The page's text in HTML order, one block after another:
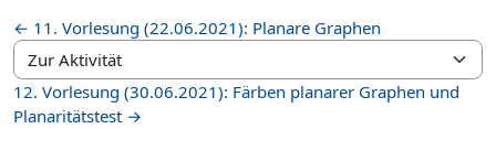
← 11. Vorlesung (22.06.2021): Planare Graphen
Zur Aktivität
12. Vorlesung (30.06.2021): Färben planarer Graphen und
Planaritätstest →